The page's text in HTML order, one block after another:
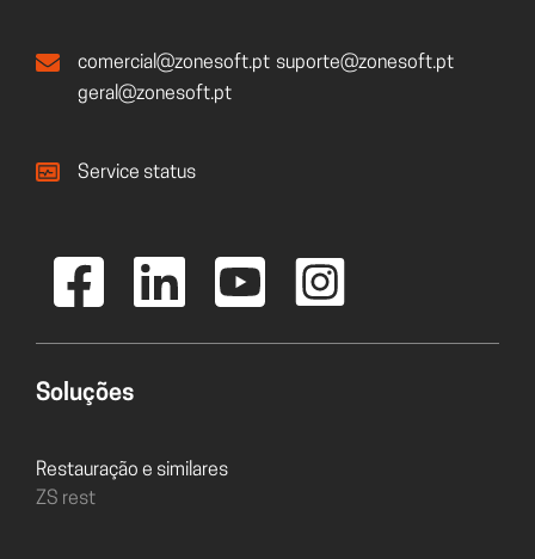
comercial@zonesoft.pt suporte@zonesoft.pt
geral@zonesoft.pt
Service status
Soluções
Restauração e similares
ZS rest